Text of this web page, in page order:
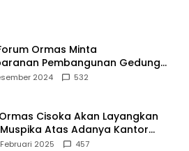
Ormas Minta
Pembangunan Gedung
Kecamatan Cisoka
2024 532
Cisoka Akan Layangkan
Atas Adanya Kantor
2025 457